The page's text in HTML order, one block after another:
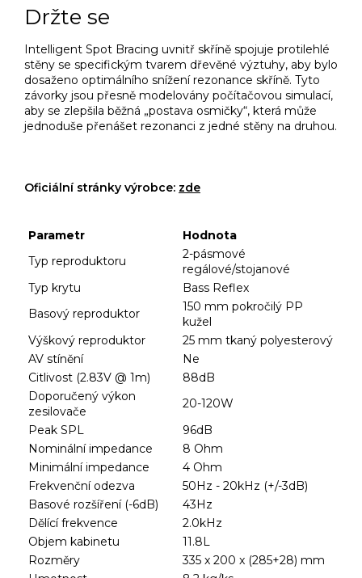
Držte se
Intelligent Spot Bracing uvnitř skříně spojuje protilehlé
stěny se specifickým tvarem dřevěné výztuhy, aby bylo
dosaženo optimálního snížení rezonance skříně. Tyto
závorky jsou přesně modelovány počítačovou simulací,
aby se zlepšila běžná „postava osmičky“, která může
jednoduše přenášet rezonanci z jedné stěny na druhou.
Oficiální stránky výrobce: zde
Parametr
Hodnota
Typ reproduktoru
2-pásmové
regálové/stojanové
Typ krytu
Bass Reflex
Basový reproduktor
150 mm pokročilý PP
kužel
Výškový reproduktor
25 mm tkaný polyesterový
AV stínění
Ne
Citlivost (2.83V @ 1m)
88dB
Doporučený výkon
zesilovače
20-120W
Peak SPL
96dB
Nominální impedance
8 Ohm
Minimální impedance
4 Ohm
Frekvenční odezva
50Hz - 20kHz (+/-3dB)
Basové rozšíření (-6dB)
43Hz
Dělící frekvence
2.0kHz
Objem kabinetu
11.8L
Rozměry
335 x 200 x (285+28) mm